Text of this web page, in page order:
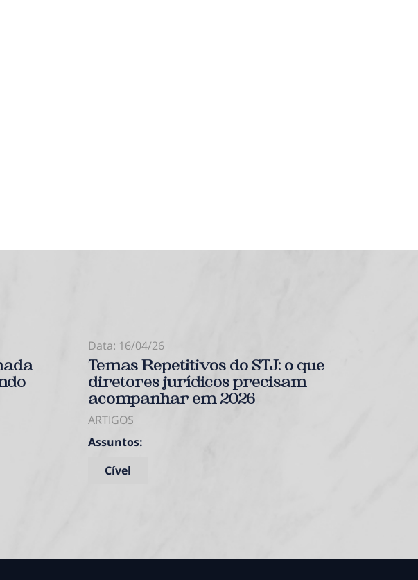
Data: 16/04/26
Temas Repetitivos do STJ: o que
diretores jurídicos precisam
acompanhar em 2026
ARTIGOS
Assuntos:
Cível